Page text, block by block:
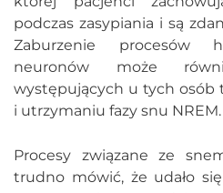
podczas zasypiania i są
Zaburzenie procesów
neuronów może
występujących u tych osób
i utrzymaniu fazy snu NREM.
Procesy związane ze
trudno mówić, że udało